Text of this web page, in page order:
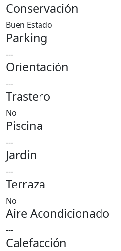
Conservación
Buen Estado
Parking
---
Orientación
---
Trastero
No
Piscina
---
Jardin
---
Terraza
No
Aire Acondicionado
---
Calefacción